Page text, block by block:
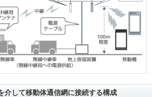
介して移動体通信網に接続する構成